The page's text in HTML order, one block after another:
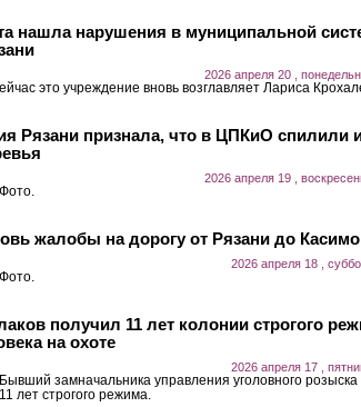
нашла нарушения в муниципальной
2026 апреля 20 ,
ейчас это учреждение вновь возглавляет Лариса
Рязани признала, что в ЦПКиО спилили
2026 апреля 19 ,
Фото.
жалобы на дорогу от Рязани до
2026 апреля 18 ,
Фото.
получил 11 лет колонии строгого
на охоте
2026 апреля 17 ,
Бывший замначальника управления уголовного розыска
11 лет строгого режима.